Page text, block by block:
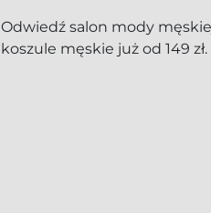
Odwiedź salon mody
koszule męskie już od 149